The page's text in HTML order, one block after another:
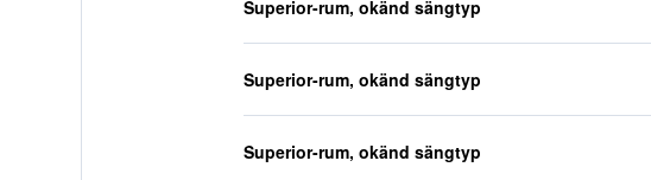
Superior-rum, okänd sängtyp
Superior-rum, okänd sängtyp
Superior-rum, okänd sängtyp